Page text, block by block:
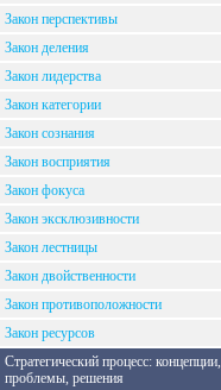
Закон перспективы
Закон деления
Закон лидерства
Закон категории
Закон сознания
Закон восприятия
Закон фокуса
Закон эксклюзивности
Закон лестницы
Закон двойственности
Закон противоположности
Закон ресурсов
Стратегический процесс: концепции,
проблемы, решения